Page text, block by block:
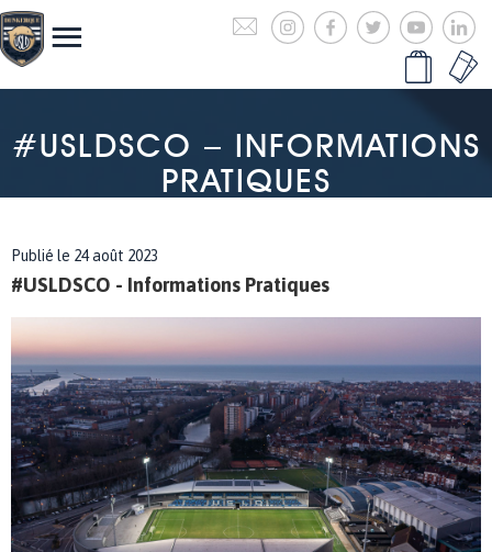
#USLDSCO – INFORMATIONS
PRATIQUES
Publié le 24 août 2023
#USLDSCO - Informations Pratiques